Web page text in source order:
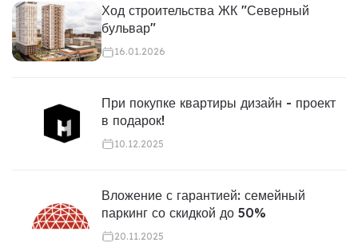
Ход строительства ЖК "Северный
бульвар"
16.01.2026
При покупке квартиры дизайн - проект
в подарок!
10.12.2025
Вложение с гарантией: семейный
паркинг со скидкой до 50%
20.11.2025